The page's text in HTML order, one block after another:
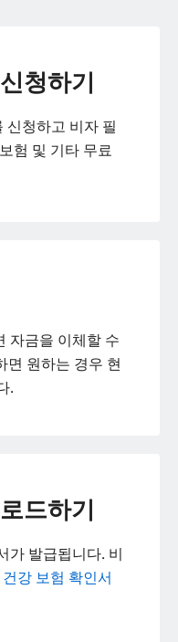
청하기
신청하고 비자 필
험 및 기타 무료
자금을 이체할 수
면 원하는 경우 현
.
드하기
가 발급됩니다. 비
강 보험 확인서